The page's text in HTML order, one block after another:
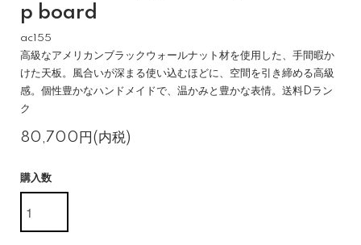
p board
ac155
高級なアメリカンブラックウォールナット材を使用した、手間暇か
けた天板。風合いが深まる使い込むほどに、空間を引き締める高級
感。個性豊かなハンドメイドで、温かみと豊かな表情。送料Dラン
ク
80,700円(内税)
購入数